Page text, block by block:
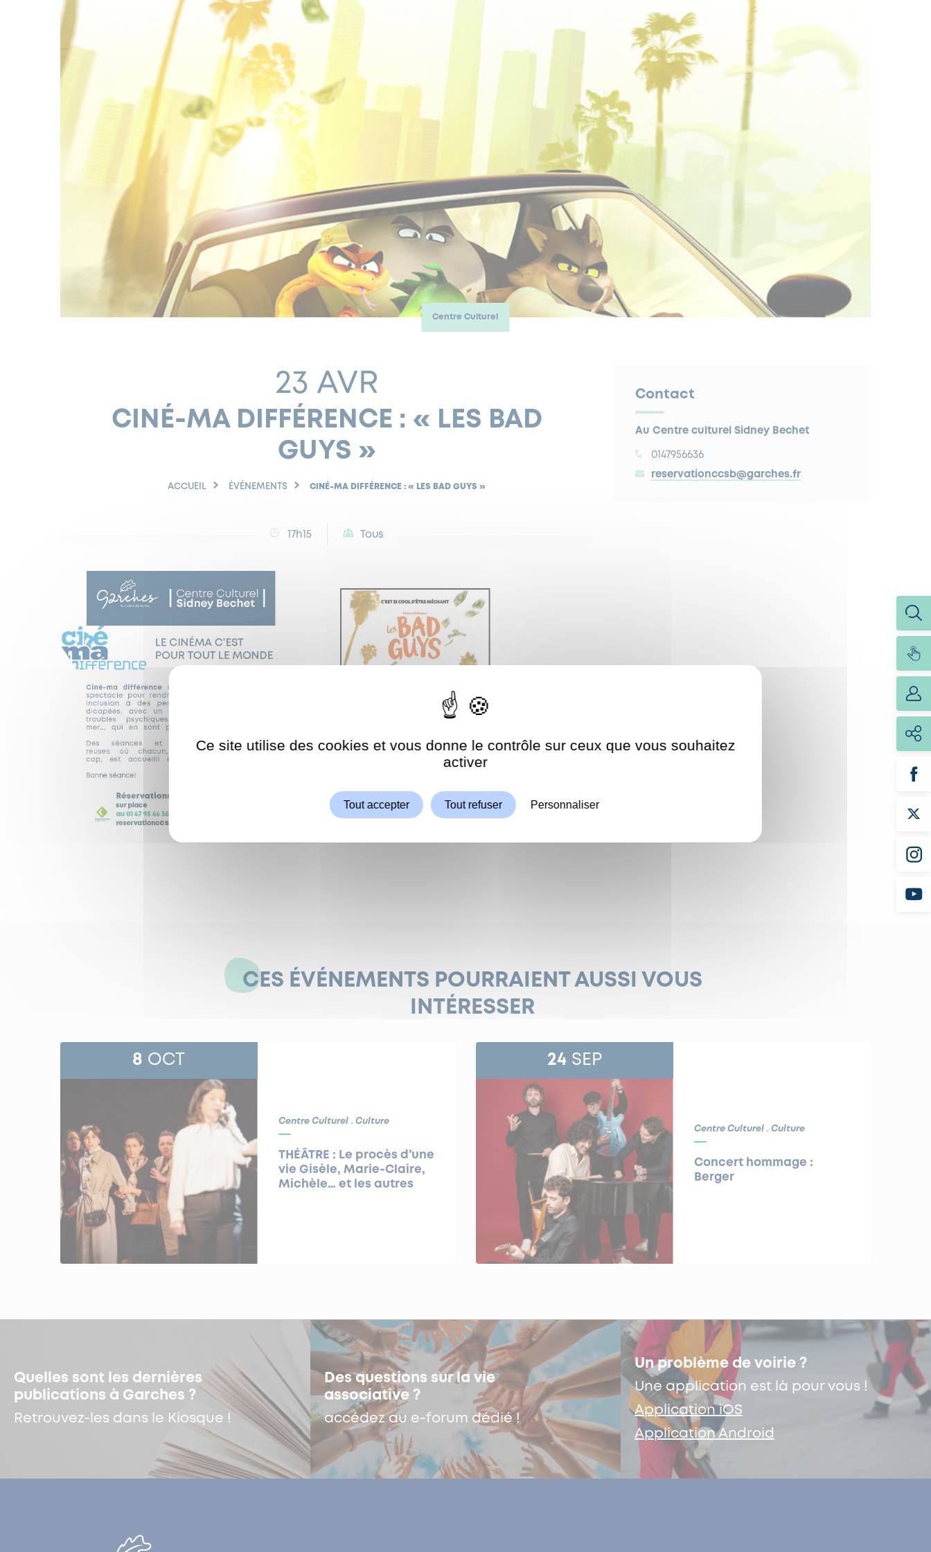
Centre Culturel
23 AVR
CINÉ-MA DIFFÉRENCE : « LES BAD
GUYS »
ACCUEIL ÉVÉNEMENTS CINÉ-MA DIFFÉRENCE : « LES BAD GUYS »
17h15 Tous
Contact
Au Centre culturel Sidney Bechet
0147956636
reservationccsb@garches.fr
CES ÉVÉNEMENTS POURRAIENT AUSSI VOUS
INTÉRESSER
8 OCT
Centre Culturel Culture
THÉÂTRE : Le procès d’une
vie Gisèle, Marie-Claire,
Michèle… et les autres
24 SEP
Centre Culturel Culture
Concert hommage :
Berger
Quelles sont les dernières
publications à Garches ?
Retrouvez-les dans le Kiosque !
Des questions sur la vie
associative ?
accédez au e-forum dédié !
Un problème de voirie ?
Une application est là pour vous !
Application iOS
Application Android
Autoriser
Ce site utilise des cookies et vous donne le contrôle sur ceux que vous souhaitez
activer
Tout accepter Tout refuser Personnaliser